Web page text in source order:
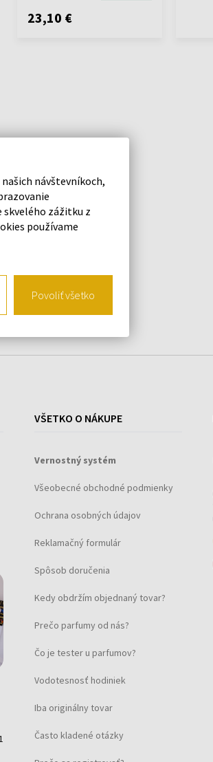
23,10 €
VŠETKO O NÁKUPE
Vernostný systém
Všeobecné obchodné podmienky
Ochrana osobných údajov
Reklamačný formulár
Spôsob doručenia
Kedy obdržím objednaný tovar?
Prečo parfumy od nás?
Čo je tester u parfumov?
Vodotesnosť hodiniek
Iba originálny tovar
Často kladené otázky
návštevníkoch,
skvelého zážitku z
používame
Povoliť všetko